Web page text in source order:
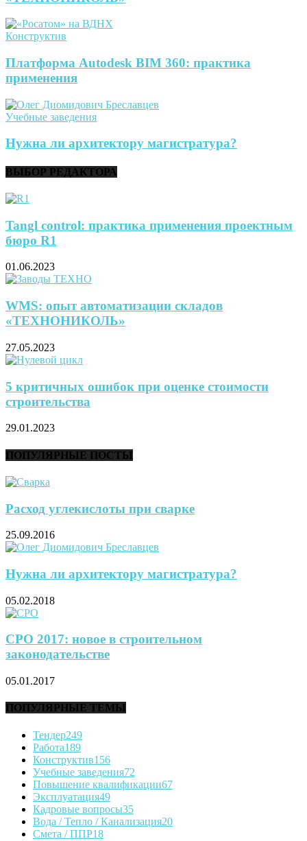
Конструктив
Платформа Autodesk BIM 360: практика
применения
Учебные заведения
Нужна ли архитектору магистратура?
ВЫБОР РЕДАКТОРА
Tangl control: практика применения проектным
бюро R1
01.06.2023
WMS: опыт автоматизации складов
«ТЕХНОНИКОЛЬ»
27.05.2023
5 критичных ошибок при оценке стоимости
строительства
29.01.2023
ПОПУЛЯРНЫЕ ПОСТЫ
Расход углекислоты при сварке
25.09.2016
Нужна ли архитектору магистратура?
05.02.2018
СРО 2017: новое в строительном
законодательстве
05.01.2017
ПОПУЛЯРНЫЕ ТЕМЫ
Тендер249
Работа189
Конструктив156
Учебные заведения72
Повышение квалификации67
Эксплуатация49
Кадровые вопросы35
Вода / Тепло / Канализация20
Смета / ППР18